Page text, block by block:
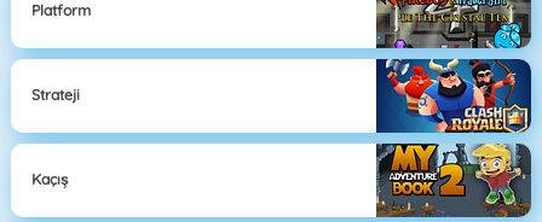
Platform
Strateji
Kaçış